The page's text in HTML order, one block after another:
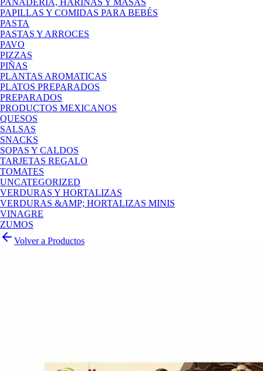
PAPILLAS Y COMIDAS PARA BEBÉS
PASTA
PASTAS Y ARROCES
PAVO
PIZZAS
PIÑAS
PLANTAS AROMATICAS
PLATOS PREPARADOS
PREPARADOS
PRODUCTOS MEXICANOS
QUESOS
SALSAS
SNACKS
SOPAS Y CALDOS
TARJETAS REGALO
TOMATES
UNCATEGORIZED
VERDURAS Y HORTALIZAS
VERDURAS &AMP; HORTALIZAS MINIS
VINAGRE
ZUMOS
Volver a Productos